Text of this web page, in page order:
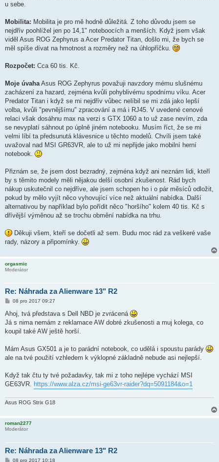
u sebe.
Mobilita: Mobilita je pro mě hodně důležitá. Z toho důvodu jsem se
nejdřív poohlížel jen po 14,1" noteboocích a menších. Když jsem však
viděl Asus ROG Zephyrus a Acer Predator Titan, došlo mi, že bych se
měl spíše dívat na hmotnost a rozměry než na úhlopříčku.
Rozpočet: Cca 60 tis. Kč.
Moje úvahaAsus ROG Zephyrus považuji navzdory mému slušnému
zacházení za hazard, zejména kvůli pohyblivému spodnímu víku. Acer
Predator Titan i když se mi nejdřív vůbec nelíbil se mi zdá jako lepší
volba, kvůli "pevnějšímu" zpracování a má i RJ45. V uvedené cenové
relaci však dosáhnu max na verzi s GTX 1060 a to už zase nevím, zda
se nevyplatí sáhnout po úplně jiném notebooku. Musím říct, že se mi
velmi líbí ta předsunutá klávesnice u těchto modelů. Chvíli jsem také
uvažoval nad MSI GR63VR, ale to už mi nepřijde jako mobilní herní
notebook.
Přiznám se, že jsem dost bezradný, zejména když ani neznám lidi, kteří
by s těmito modely měli nějakou delší osobní zkušenost. Rád bych
nákup uskutečnil co nejdříve, ale jsem schopen ho i o pár měsíců odložit,
pokud by mělo vyjít něco vyhovující více než aktuální nabídka. Další
alternativou by například bylo pořídit něco "horšího" kolem 40 tis. Kč s
dřívější výměnou až se trochu obmění nabídka na trhu.
Děkuji všem, kteří se dočetli až sem. Budu moc rád za veškeré vaše
rady, názory a připomínky.
orgasmic
Moderátor
Re: Náhrada za Alienware 13" R2
P
í
p
ě
k
08 pro 2017 09:27
Ahoj, tvá představa s Dell NBD je zvrácená
Já s nima nemám z reklamace AW dobré zkušenosti a muj kolega, co
koupil také AW ještě horší.
Mám Asus GX501 a je to parádní notebook, co udělá i spoustu parády
ale na tvé použití vzhledem k výklopné základně nebude asi nejlepší.
Když tak čtu ty tvé požadavky, tak mi z toho nejlépe vychází MSI
GE63VR. https://www.alza.cz/msi-ge63vr-raider?dq=5091184&o=1
Asus ROG Strix G18
roman2277
Moderátor
Re: Náhrada za Alienware 13" R2
P08 pro 2017 10:18